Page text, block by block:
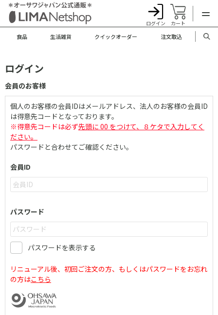
ログイン カート
食品 生活雑貨 クイックオーダー 注文取込
ログイン
会員のお客様
個人のお客様の会員IDはメールアドレス、法人のお客様の会員ID
は得意先コードとなっております。
※得意先コードは必ず先頭に 00 をつけて、８ケタで入力してく
ださい。
パスワードと合わせてご確認ください。
会員ID
パスワード
パスワードを表示する
リニューアル後、初回ご注文の方、もしくはパスワードをお忘れ
の方はこちら